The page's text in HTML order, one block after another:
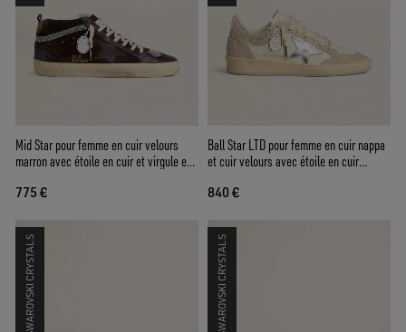
Mid Star pour femme en cuir velours
marron avec étoile en cuir et virgule en
775 €
Ball Star LTD pour femme en cuir nappa
et cuir velours avec étoile en cuir
840 €
SWAROVSKI CRYSTALS SWAROVSKI CRYSTALS